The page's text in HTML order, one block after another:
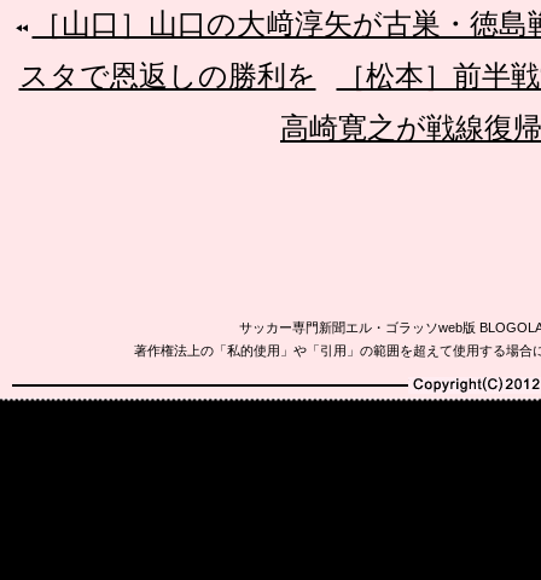
［山口］山口の大﨑淳矢が古巣・徳
スタで恩返しの勝利を
［松本］前半
高崎寛之が戦線復
サッカー専門新聞エル・ゴラッソweb版
著作権法上の「私的使用」や「引用」の範囲を超えて使用する場
Copyright(C)2010-